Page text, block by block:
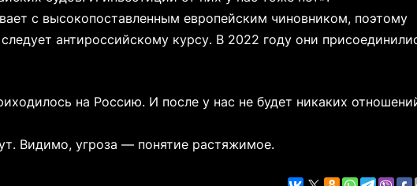
с высокопоставленным европейским чиновником, поэтому
антироссийскому курсу. В 2022 году они
на Россию. И после у нас не будет никаких
Видимо, угроза — понятие растяжимое.